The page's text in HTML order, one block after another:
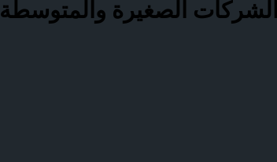
الصغيرة والمتوسطة